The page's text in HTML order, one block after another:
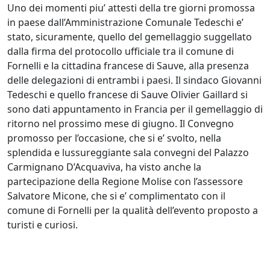
Uno dei momenti piu’ attesti della tre giorni promossa
in paese dall’Amministrazione Comunale Tedeschi e’
stato, sicuramente, quello del gemellaggio suggellato
dalla firma del protocollo ufficiale tra il comune di
Fornelli e la cittadina francese di Sauve, alla presenza
delle delegazioni di entrambi i paesi. Il sindaco Giovanni
Tedeschi e quello francese di Sauve Olivier Gaillard si
sono dati appuntamento in Francia per il gemellaggio di
ritorno nel prossimo mese di giugno. Il Convegno
promosso per l’occasione, che si e’ svolto, nella
splendida e lussureggiante sala convegni del Palazzo
Carmignano D’Acquaviva, ha visto anche la
partecipazione della Regione Molise con l’assessore
Salvatore Micone, che si e’ complimentato con il
comune di Fornelli per la qualità dell’evento proposto a
turisti e curiosi.